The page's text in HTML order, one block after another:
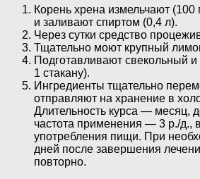
Корень хрена измельчают
и заливают спиртом (0,4 л).
Через сутки средство
Тщательно моют крупный
Подготавливают свекольный
1 стакану).
Ингредиенты тщательно
отправляют на хранение в
Длительность курса — месяц,
частота применения — 3 р./
употребления пищи. При
дней после завершения
повторно.